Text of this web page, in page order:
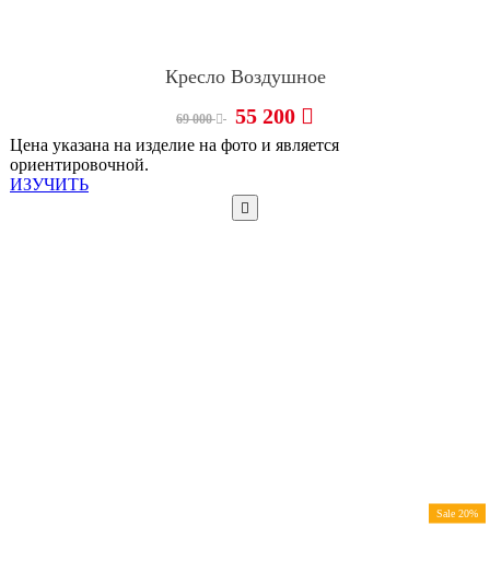
Кресло Воздушное
69 000 55 200
Цена указана на изделие на фото и является
ориентировочной.
ИЗУЧИТЬ
Sale 20%